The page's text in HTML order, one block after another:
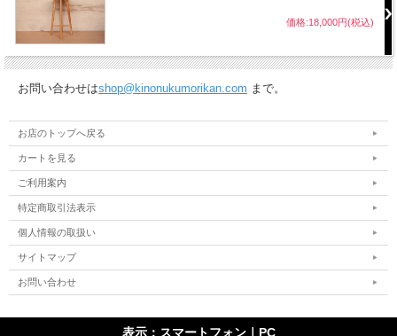
価格:18,000円(税込)
お問い合わせはshop@kinonukumorikan.com まで。
お店のトップへ戻る
カートを見る
ご利用案内
特定商取引法表示
個人情報の取扱い
サイトマップ
お問い合わせ
表示：スマートフォン｜ PC